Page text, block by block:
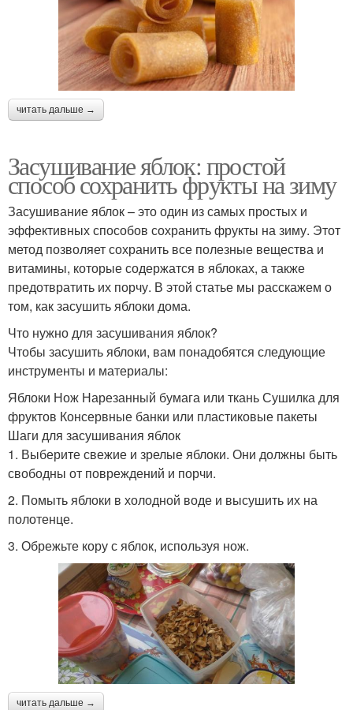
читать дальше →
Засушивание яблок: простой
способ сохранить фрукты на зиму
Засушивание яблок – это один из самых простых и
эффективных способов сохранить фрукты на зиму. Этот
метод позволяет сохранить все полезные вещества и
витамины, которые содержатся в яблоках, а также
предотвратить их порчу. В этой статье мы расскажем о
том, как засушить яблоки дома.
Что нужно для засушивания яблок?
Чтобы засушить яблоки, вам понадобятся следующие
инструменты и материалы:
Яблоки Нож Нарезанный бумага или ткань Сушилка для
фруктов Консервные банки или пластиковые пакеты
Шаги для засушивания яблок
1. Выберите свежие и зрелые яблоки. Они должны быть
свободны от повреждений и порчи.
2. Помыть яблоки в холодной воде и высушить их на
полотенце.
3. Обрежьте кору с яблок, используя нож.
читать дальше →